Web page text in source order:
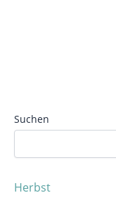
Suchen
Herbst